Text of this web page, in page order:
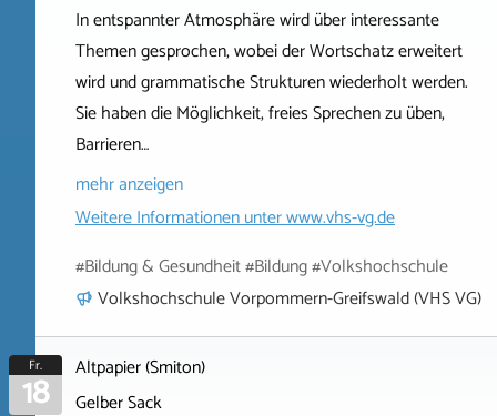
In entspannter Atmosphäre wird über interessante
Themen gesprochen, wobei der Wortschatz erweitert
wird und grammatische Strukturen wiederholt werden.
Sie haben die Möglichkeit, freies Sprechen zu üben,
Barrieren…
mehr anzeigen
Weitere Informationen unterwww.vhs-vg.de
#Bildung & Gesundheit #Bildung #Volkshochschule
Volkshochschule Vorpommern-Greifswald (VHS VG)
Fr.
18
Altpapier (Smiton)
Gelber Sack